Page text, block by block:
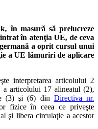
în masură să prelucreze
în atenţia UE, de ceva
a oprit cursul unui
a UE lămuriri de aplicare
interpretarea articolului 2
articolului 17 alineatul (2),
(3) şi (6) din Directiva nr.
fizice în ceea ce priveşte
şi libera circulaţie a acestor